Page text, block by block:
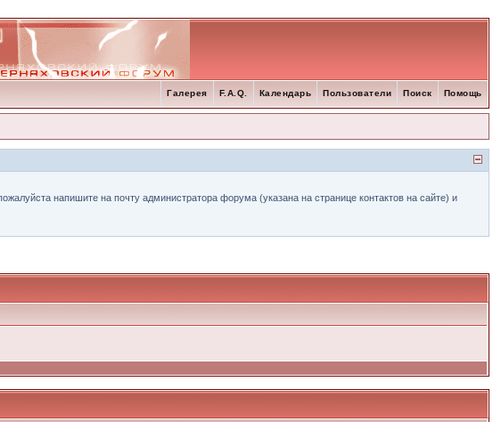
Помощь
Поиск
Пользователи
Календарь
F.A.Q.
Галерея
напишите на почту администратора форума (указана на странице контактов на сайте) и